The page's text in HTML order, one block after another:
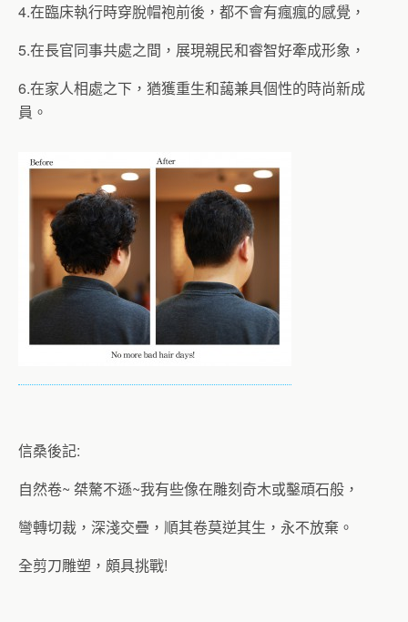
4.在臨床執行時穿脫帽袍前後，都不會有瘋瘋的感覺，
5.在長官同事共處之間，展現親民和睿智好牽成形象，
6.在家人相處之下，猶獲重生和藹兼具個性的時尚新成
員。
信桑後記:
自然卷~ 桀驁不遜~我有些像在雕刻奇木或鑿頑石般，
彎轉切裁，深淺交疊，順其卷莫逆其生，永不放棄。
全剪刀雕塑，頗具挑戰!